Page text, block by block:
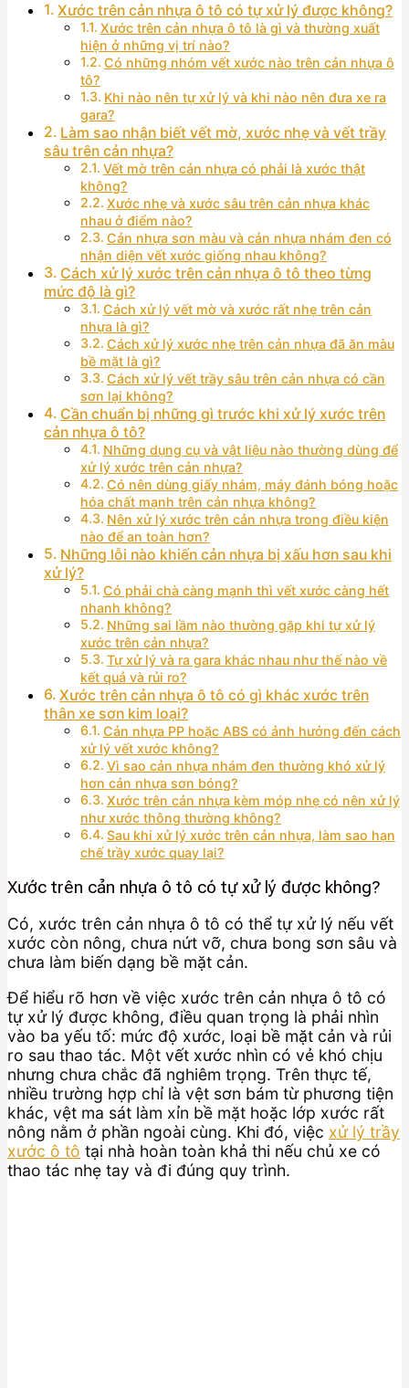
Xước trên cản nhựa ô tô có tự xử lý được không?
Xước trên cản nhựa ô tô là gì và thường xuất
hiện ở những vị trí nào?
Có những nhóm vết xước nào trên cản nhựa ô
tô?
Khi nào nên tự xử lý và khi nào nên đưa xe ra
gara?
Làm sao nhận biết vết mờ, xước nhẹ và vết trầy
sâu trên cản nhựa?
Vết mờ trên cản nhựa có phải là xước thật
không?
Xước nhẹ và xước sâu trên cản nhựa khác
nhau ở điểm nào?
Cản nhựa sơn màu và cản nhựa nhám đen có
nhận diện vết xước giống nhau không?
Cách xử lý xước trên cản nhựa ô tô theo từng
mức độ là gì?
Cách xử lý vết mờ và xước rất nhẹ trên cản
nhựa là gì?
Cách xử lý xước nhẹ trên cản nhựa đã ăn màu
bề mặt là gì?
Cách xử lý vết trầy sâu trên cản nhựa có cần
sơn lại không?
Cần chuẩn bị những gì trước khi xử lý xước trên
cản nhựa ô tô?
Những dụng cụ và vật liệu nào thường dùng để
xử lý xước trên cản nhựa?
Có nên dùng giấy nhám, máy đánh bóng hoặc
hóa chất mạnh trên cản nhựa không?
Nên xử lý xước trên cản nhựa trong điều kiện
nào để an toàn hơn?
Những lỗi nào khiến cản nhựa bị xấu hơn sau khi
xử lý?
Có phải chà càng mạnh thì vết xước càng hết
nhanh không?
Những sai lầm nào thường gặp khi tự xử lý
xước trên cản nhựa?
Tự xử lý và ra gara khác nhau như thế nào về
kết quả và rủi ro?
Xước trên cản nhựa ô tô có gì khác xước trên
thân xe sơn kim loại?
Cản nhựa PP hoặc ABS có ảnh hưởng đến cách
xử lý vết xước không?
Vì sao cản nhựa nhám đen thường khó xử lý
hơn cản nhựa sơn bóng?
Xước trên cản nhựa kèm móp nhẹ có nên xử lý
như xước thông thường không?
Sau khi xử lý xước trên cản nhựa, làm sao hạn
chế trầy xước quay lại?
Xước trên cản nhựa ô tô có tự xử lý được không?
Có, xước trên cản nhựa ô tô có thể tự xử lý nếu vết
xước còn nông, chưa nứt vỡ, chưa bong sơn sâu và
chưa làm biến dạng bề mặt cản.
Để hiểu rõ hơn về việc xước trên cản nhựa ô tô có
tự xử lý được không, điều quan trọng là phải nhìn
vào ba yếu tố: mức độ xước, loại bề mặt cản và rủi
ro sau thao tác. Một vết xước nhìn có vẻ khó chịu
nhưng chưa chắc đã nghiêm trọng. Trên thực tế,
nhiều trường hợp chỉ là vệt sơn bám từ phương tiện
khác, vệt ma sát làm xỉn bề mặt hoặc lớp xước rất
nông nằm ở phần ngoài cùng. Khi đó, việc xử lý trầy
xước ô tô tại nhà hoàn toàn khả thi nếu chủ xe có
thao tác nhẹ tay và đi đúng quy trình.